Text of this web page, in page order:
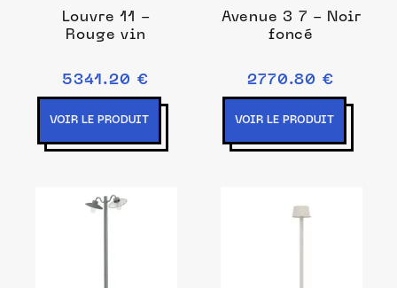
Louvre 11 -
Rouge vin
5341.20 €
VOIR LE PRODUIT
Avenue 3 7 - Noir
foncé
2770.80 €
VOIR LE PRODUIT